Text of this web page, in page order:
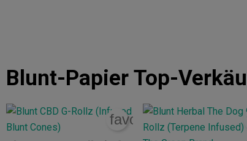
Blunt-PapierTop-
favorite_border